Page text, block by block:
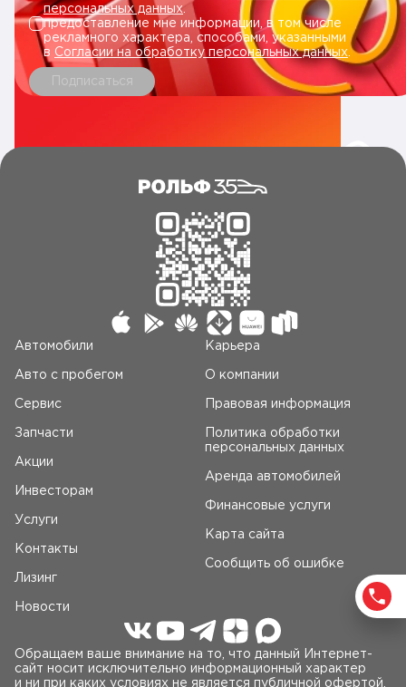
персональных данных.
предоставление мне информации, в том числе
рекламного характера, способами, указанными
в Согласии на обработку персональных данных
Подписаться
Автомобили
Авто c пробегом
Сервис
Запчасти
Акции
Инвесторам
Услуги
Контакты
Лизинг
Новости
Карьера
О компании
Правовая информация
Политика обработки
персональных данных
Аренда автомобилей
Финансовые услуги
Карта сайта
Сообщить об ошибке
Обращаем ваше внимание на то, что данный Интернет-
сайт носит исключительно информационный характер
и ни при каких условиях не является публичной офертой,